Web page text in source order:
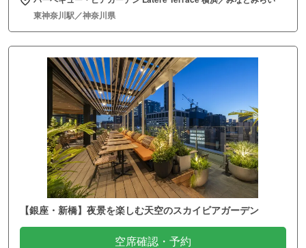
東神奈川駅／神奈川県
【銀座・新橋】夜景を楽しむ天空のスカイビアガーデン
空席確認・予約